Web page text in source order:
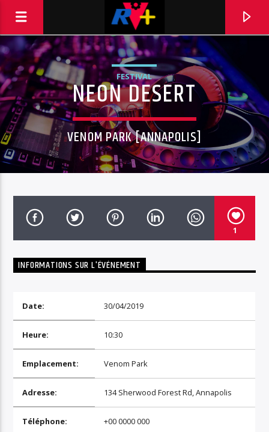
RADIO VINTAGE PLUS
POUR ET AVEC VOUS
EN CE MOMENT
ARTISTE
SOYEZ COOL ET RESTEZ EN FORME AVEC RV+
Radio Vintage Plus
FESTIVAL
NEON DESERT
VENOM PARK [ANNAPOLIS]
1
INFORMATIONS SUR L'ÉVÉNEMENT
Date: 30/04/2019
Heure: 10:30
Emplacement: Venom Park
Adresse: 134 Sherwood Forest Rd, Annapolis
Téléphone: +00 0000 000